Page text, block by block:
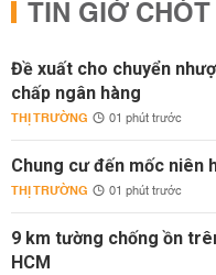
TIN GIỜ CHÓT
Đề xuất cho chuyển
chấp ngân hàng
THỊ TRƯỜNG 01 phút trước
Chung cư đến mốc niên
THỊ TRƯỜNG 01 phút trước
9 km tường chống ồn
HCM